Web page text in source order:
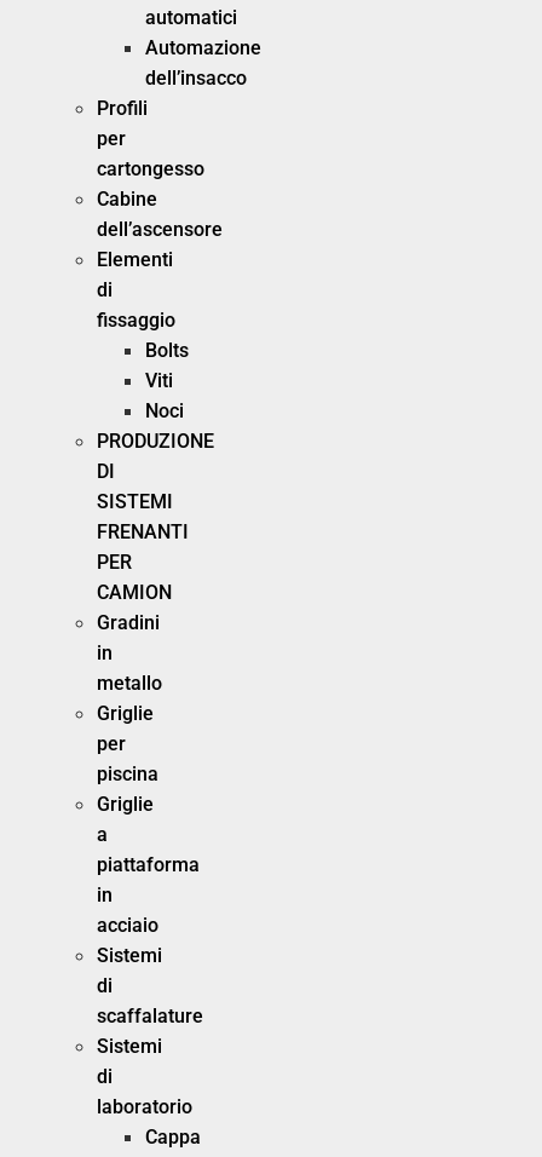
automatici
Automazione
dell’insacco
Profili
per
cartongesso
Cabine
dell’ascensore
Elementi
di
fissaggio
Bolts
Viti
Noci
PRODUZIONE
DI
SISTEMI
FRENANTI
PER
CAMION
Gradini
in
metallo
Griglie
per
piscina
Griglie
a
piattaforma
in
acciaio
Sistemi
di
scaffalature
Sistemi
di
laboratorio
Cappa